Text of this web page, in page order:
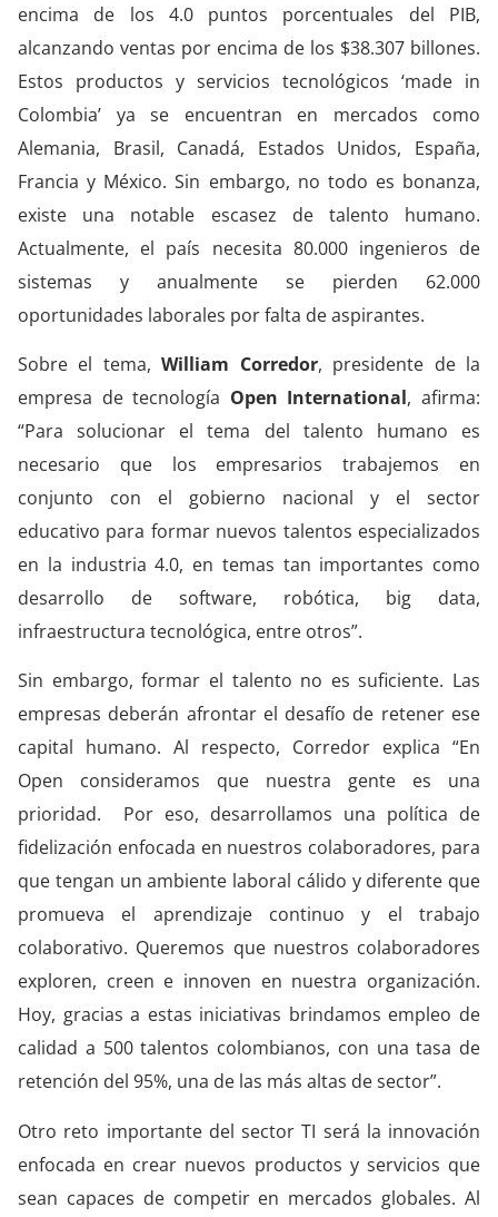
encima de los 4.0 puntos porcentuales del PIB,
alcanzando ventas por encima de los $38.307 billones.
Estos productos y servicios tecnológicos ‘made in
Colombia’ ya se encuentran en mercados como
Alemania, Brasil, Canadá, Estados Unidos, España,
Francia y México. Sin embargo, no todo es bonanza,
existe una notable escasez de talento humano.
Actualmente, el país necesita 80.000 ingenieros de
sistemas y anualmente se pierden 62.000
oportunidades laborales por falta de aspirantes.
Sobre el tema,William Corredor, presidente de la
empresa de tecnología Open International, afirma:
“Para solucionar el tema del talento humano es
necesario que los empresarios trabajemos en
conjunto con el gobierno nacional y el sector
educativo para formar nuevos talentos especializados
en la industria 4.0, en temas tan importantes como
desarrollo de software, robótica, big data,
infraestructura tecnológica, entre otros”.
Sin embargo, formar el talento no es suficiente. Las
empresas deberán afrontar el desafío de retener ese
capital humano. Al respecto, Corredor explica “En
Open consideramos que nuestra gente es una
prioridad. Por eso, desarrollamos una política de
fidelización enfocada en nuestros colaboradores, para
que tengan un ambiente laboral cálido y diferente que
promueva el aprendizaje continuo y el trabajo
colaborativo. Queremos que nuestros colaboradores
exploren, creen e innoven en nuestra organización.
Hoy, gracias a estas iniciativas brindamos empleo de
calidad a 500 talentos colombianos, con una tasa de
retención del 95%, una de las más altas de sector”.
Otro reto importante del sector TI será la innovación
enfocada en crear nuevos productos y servicios que
sean capaces de competir en mercados globales. Al